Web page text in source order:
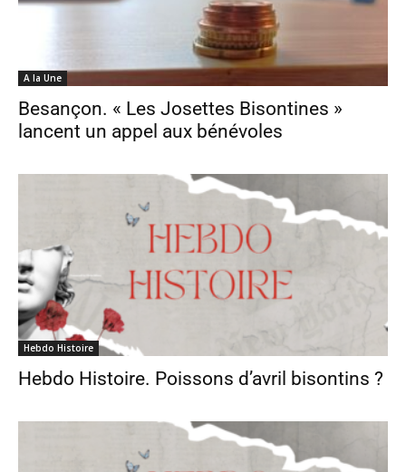
A la Une
Besançon. « Les Josettes Bisontines »
lancent un appel aux bénévoles
Hebdo Histoire
Hebdo Histoire. Poissons d’avril bisontins ?